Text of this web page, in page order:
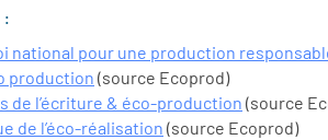
:
national pour une production
production (source Ecoprod)
de l’écriture & éco-production (source
de l’éco-réalisation (source Ecoprod)